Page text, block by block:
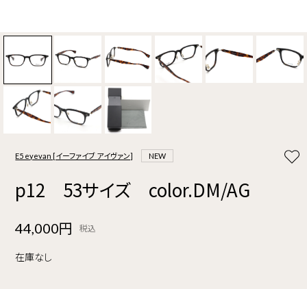
E5 eyevan [イーファイブ アイヴァン] NEW
p12 53サイズ color.DM/AG
44,000円 税込
在庫なし